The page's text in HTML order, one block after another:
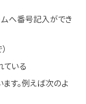
へ番号記入ができ
ている
す。例えば次のよ